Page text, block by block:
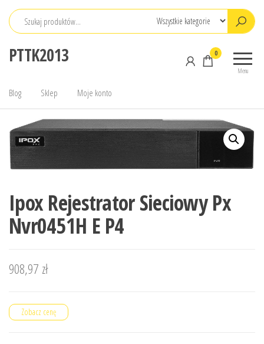
Przejdź
PTTK2013
Menu
0
Blog Sklep Moje konto
Ipox Rejestrator Sieciowy Px
Nvr0451H E P4
908,97 zł
Zobacz cenę